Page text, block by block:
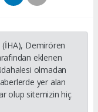
(İHA), Demirören
eklenen
olmadan
yer alan
olup sitemizin hiç